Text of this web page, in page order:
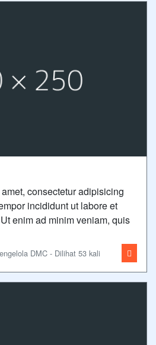
consectetur adipisicing
incididunt ut labore et
enim ad minim veniam, quis
DMC - Dilihat 53 kali